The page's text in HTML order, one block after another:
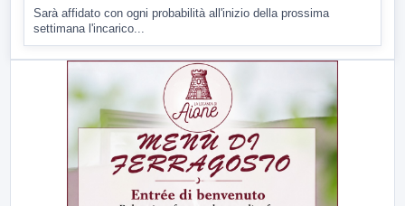
Sarà affidato con ogni probabilità all'inizio della prossima
settimana l'incarico...